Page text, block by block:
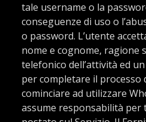
tale username o la
conseguenze di uso o
o password. L’utente
nome e cognome, ragione
telefonico dell’attività ed
per completare il processo
cominciare ad utilizzare
assume responsabilità